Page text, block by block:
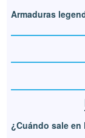
Armaduras
¿Cuándo sale en